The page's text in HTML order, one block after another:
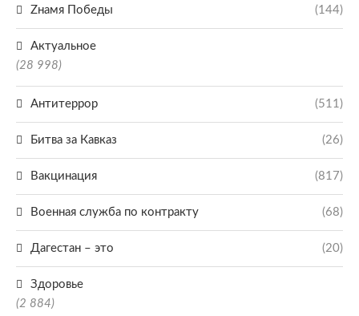
Zнамя Победы (144)
Актуальное
(28 998)
Антитеррор (511)
Битва за Кавказ (26)
Вакцинация (817)
Военная служба по контракту (68)
Дагестан – это (20)
Здоровье
(2 884)